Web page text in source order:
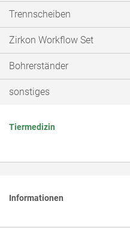
Trennscheiben
Zirkon Workflow Set
Bohrerständer
sonstiges
Tiermedizin
Informationen